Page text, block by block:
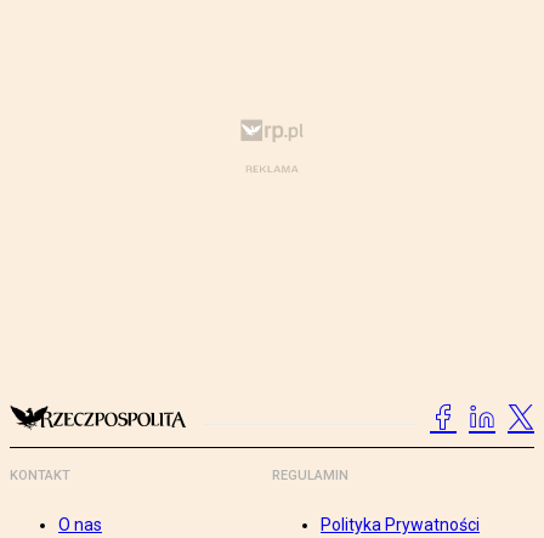
KONTAKT
O nas
REGULAMIN
Polityka Prywatności